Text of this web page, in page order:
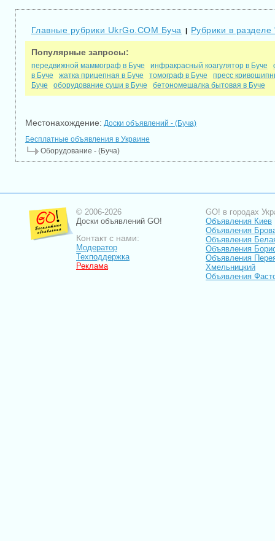
Главные рубрики UkrGo.COM Буча | Рубрики в
Популярные запросы:
передвижной маммограф в Буче инфракрасный коагулятор в Буче
в Буче
жатка прицепная в Буче томограф в Буче
пресс
Буче
оборудование суши в Буче бетономешалка бытовая в Буче
Местонахождение: Доски объявлений - (Буча)
Бесплатные объявления в Украине
Оборудование - (Буча)
© 2006-2026
Доски объявлений GO!
Контакт с нами:
Модератор
Техподдержка
Реклама
GO! в городах
Объявления Киев
Объявления
Объявления
Объявления
Объявления
Хмельницкий
Объявления